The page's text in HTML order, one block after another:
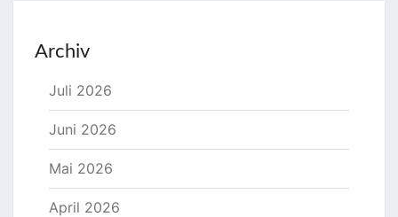
Archiv
Juli 2026
Juni 2026
Mai 2026
April 2026